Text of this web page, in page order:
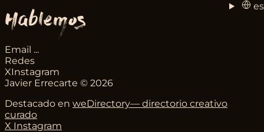
es
Hablemos
Email ...
Redes
XInstagram
Javier Errecarte © 2026
Destacado en weDirectory— directorio creativo
curado
X Instagram